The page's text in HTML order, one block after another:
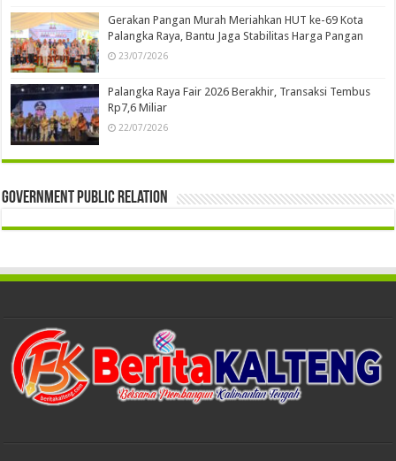
Gerakan Pangan Murah Meriahkan HUT ke-69 Kota
Palangka Raya, Bantu Jaga Stabilitas Harga Pangan
23/07/2026
Palangka Raya Fair 2026 Berakhir, Transaksi Tembus
Rp7,6 Miliar
22/07/2026
Government Public Relation